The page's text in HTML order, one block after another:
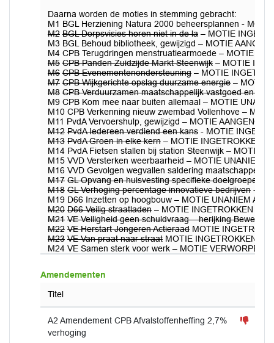
Daarna worden de moties in stemming gebracht:
M1 BGL Herziening Natura 2000 beheersplannen -
M2 BGL Dorpsvisies horen niet in de la – MOTIE
M3 BGL Behoud bibliotheek, gewijzigd – MOTIE
M4 CPB Terugdringen menstruatiearmoede – MOTIE
M5 CPB Panden Zuidzijde Markt Steenwijk – MOTIE
M6 CPB Evenementenondersteuning – MOTIE
M7 CPB Wijkgerichte opslag duurzame energie – MOTIE
M8 CPB Verduurzamen maatschappelijk vastgoed en
M9 CPB Kom mee naar buiten allemaal – MOTIE
M10 CPB Verkenning nieuw zwembad Vollenhove –
M11 PvdA Vervoershulp, gewijzigd – MOTIE
M12 PvdA Iedereen verdiend een kans - MOTIE
M13 PvdA Groen in elke kern – MOTIE INGETROKKEN
M14 PvdA Fietsen stallen bij station Steenwijk – MOTIE
M15 VVD Versterken weerbaarheid – MOTIE UNANIEM
M16 VVD Gevolgen wegvallen saldering
M17 GL Opvang en huisvesting specifieke doelgroepen
M18 GL Verhoging percentage innovatieve bedrijven -
M19 D66 Inzetten op hoogbouw – MOTIE UNANIEM
M20 D66 Veilig straatladen – MOTIE INGETROKKEN
M21 VE Veiligheid geen schuldvraag – herijking Beweging
M22 VE Herstart Jongeren Actieraad MOTIE
M23 VE Van praat naar straat MOTIE INGETROKKEN
M24 VE Samen sterk voor werk – MOTIE VERWORPEN
Amendementen
Titel
A2 Amendement CPB Afvalstoffenheffing 2,7%
verhoging